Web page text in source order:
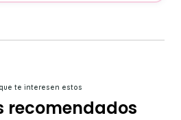
te interesen estos
recomendados